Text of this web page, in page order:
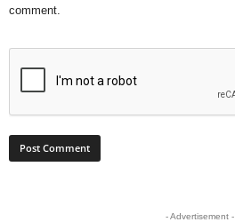
comment.
- Advertisement -